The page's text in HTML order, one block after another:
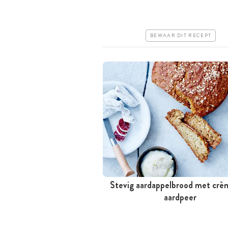
BEWAAR DIT RECEPT
Meer dan 1 uur
Stevig aardappelbrood met
aardpeer